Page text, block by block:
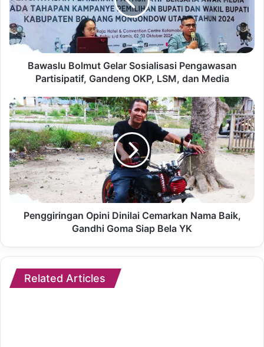
Bawaslu Bolmut Gelar Sosialisasi Pengawasan
Partisipatif, Gandeng OKP, LSM, dan Media
Penggiringan Opini Dinilai Cemarkan Nama Baik,
Gandhi Goma Siap Bela YK
Related Articles